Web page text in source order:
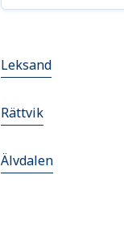
Leksand
Rättvik
Älvdalen